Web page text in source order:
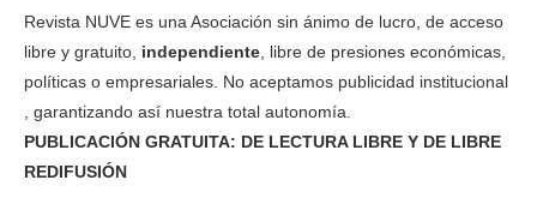
Revista NUVE es una Asociación sin ánimo de lucro, de acceso
libre y gratuito, independiente , libre de presiones económicas,
políticas o empresariales. No aceptamos publicidad institucional
, garantizando así nuestra total autonomía.
PUBLICACIÓN GRATUITA: DE LECTURA LIBRE Y DE LIBRE
REDIFUSIÓN